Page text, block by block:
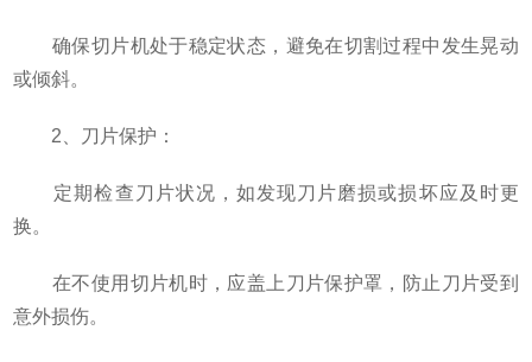
确保切片机处于稳定状态，避免在切割过程中发生晃动
或倾斜。
2、刀片保护：
定期检查刀片状况，如发现刀片磨损或损坏应及时更
换。
在不使用切片机时，应盖上刀片保护罩，防止刀片受到
意外损伤。